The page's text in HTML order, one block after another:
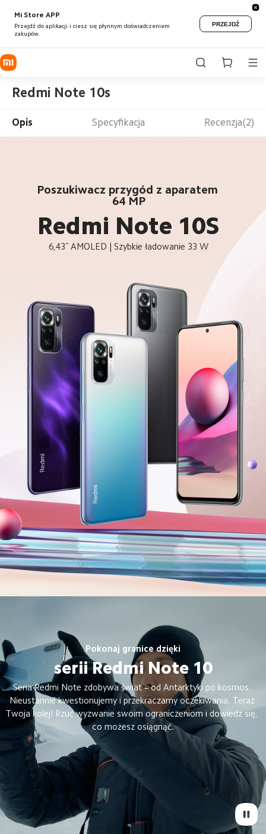
Mi Store APP
Przejdź do aplikacji i ciesz się płynnym doświadczeniem
zakupów.
PRZEJDŹ
Redmi Note 10s
Opis Specyfikacja Recenzja(2)
Poszukiwacz przygód z aparatem
64 MP
Redmi Note 10S
6,43˝ AMOLED | Szybkie ładowanie 33 W
Pokonaj granice dzięki
serii Redmi Note 10
Seria Redmi Note zdobywa świat – od Antarktyki po kosmos.
Nieustannie kwestionujemy i przekraczamy oczekiwania. Teraz
Twoja kolej! Rzuć wyzwanie swoim ograniczeniom i dowiedz się,
co możesz osiągnąć.